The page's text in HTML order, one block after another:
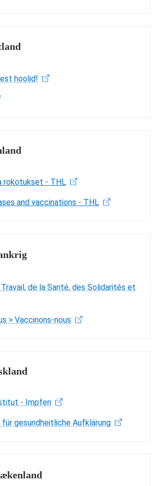
hoolid!
rokotukset - THL
and vaccinations - THL
de la Santé, des Solidarités et
> Vaccinons-nous
- Impfen
gesundheitliche Aufklärung